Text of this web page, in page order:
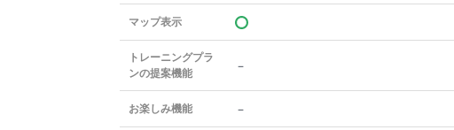
マップ表示
トレーニングプラ
ンの提案機能
－
お楽しみ機能 －